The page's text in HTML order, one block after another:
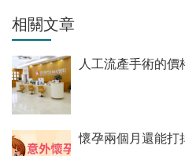
相關文章
人工流產手術的價
懷孕兩個月還能打